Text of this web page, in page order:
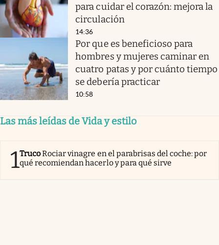
para cuidar el corazón: mejora la
circulación
14:36
Por que es beneficioso para
hombres y mujeres caminar en
cuatro patas y por cuánto tiempo
se debería practicar
10:58
Las más leídas de Vida y estilo
1TrucoRociar vinagre en el parabrisas del coche: por
qué recomiendan hacerlo y para qué sirve